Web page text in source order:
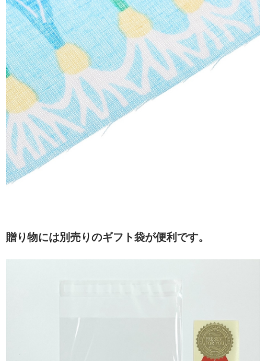
贈り物には別売りのギフト袋が便利です。